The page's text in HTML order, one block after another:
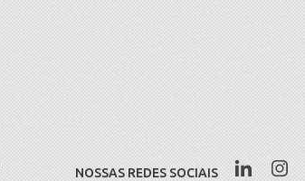
NOSSAS REDES SOCIAIS